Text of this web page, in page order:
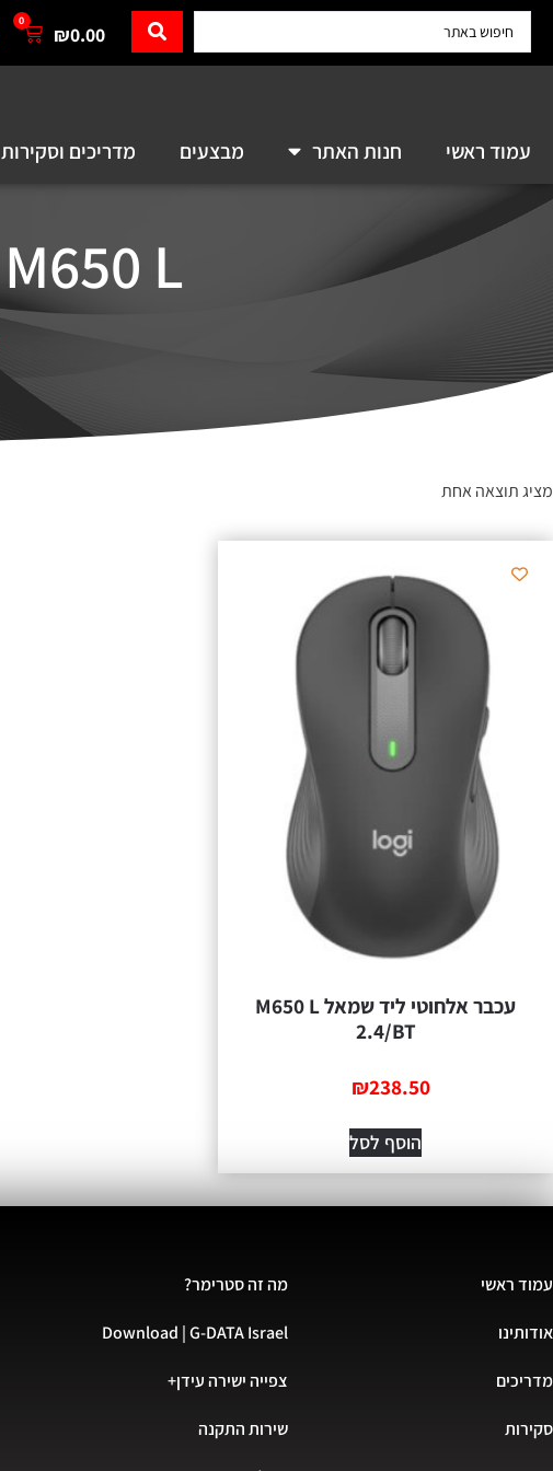
₪0.00
0
עמוד ראשי חנות האתר מבצעים מדריכים וסקירות
M650 L עכבר אלחוטי ליד שמאל
מציג תוצאה אחת
עכבר אלחוטי ליד שמאל M650 L
2.4/BT
₪238.50
הוסף לסל
עמוד ראשי
אודותינו
מדריכים
סקירות
מה זה סטרימר?
Download | G-DATA Israel
צפייה ישירה עידן+
שירות התקנה